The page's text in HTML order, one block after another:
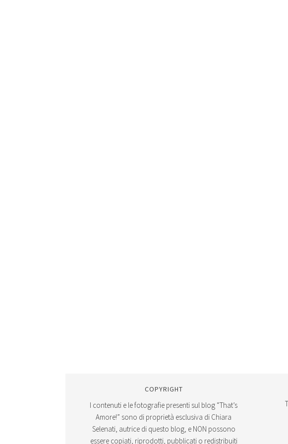
COPYRIGHT
I contenuti e le fotografie presenti sul blog “That’s
Amore!” sono di proprietà esclusiva di Chiara
Selenati, autrice di questo blog, e NON possono
essere copiati, riprodotti, pubblicati o redistribuiti